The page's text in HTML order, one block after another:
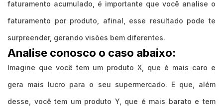
faturamento acumulado, é importante que você analise o
faturamento por produto, afinal, esse resultado pode te
surpreender, gerando visões bem diferentes.
Analise conosco o caso abaixo:
Imagine que você tem um produto X, que é mais caro e
gera mais lucro para o seu supermercado. E que, além
desse, você tem um produto Y, que é mais barato e tem